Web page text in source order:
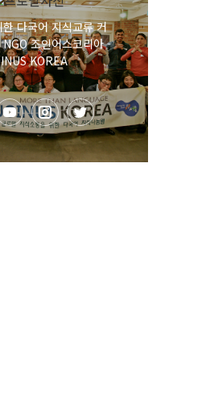
다국어 지식교류 커
조인어스코리아 -
KOREA